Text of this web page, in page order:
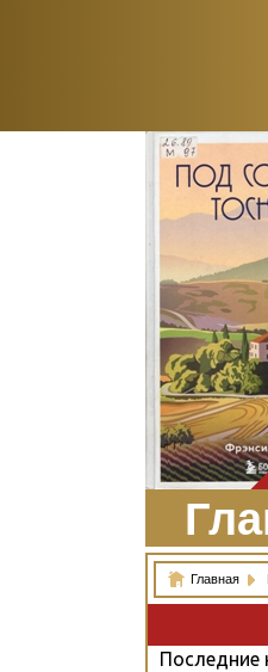
Здесь,
итальянском
испытала
радость
природой.
для
или всех,
влететь в
вылететь из
мы почти
дворе. Во
смысл
умение
настоящим и
что даже
оконное
Главная
Последние